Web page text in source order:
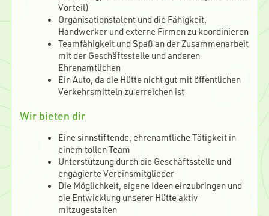
Vorteil)
Organisationstalent und die Fähigkeit,
Handwerker und externe Firmen zu koordinieren
Teamfähigkeit und Spaß an der Zusammenarbeit
mit der Geschäftsstelle und anderen
Ehrenamtlichen
Ein Auto, da die Hütte nicht gut mit öffentlichen
Verkehrsmitteln zu erreichen ist
Wir bieten dir
Eine sinnstiftende, ehrenamtliche Tätigkeit in
einem tollen Team
Unterstützung durch die Geschäftsstelle und
engagierte Vereinsmitglieder
Die Möglichkeit, eigene Ideen einzubringen und
die Entwicklung unserer Hütte aktiv
mitzugestalten